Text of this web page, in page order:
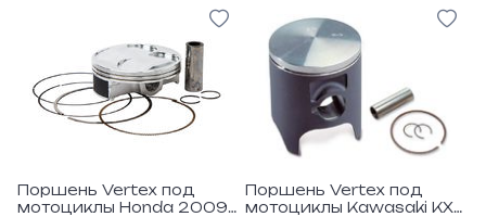
Поршень Vertex под
мотоциклы Honda 2009-
Поршень Vertex под
мотоциклы Kawasaki KX-